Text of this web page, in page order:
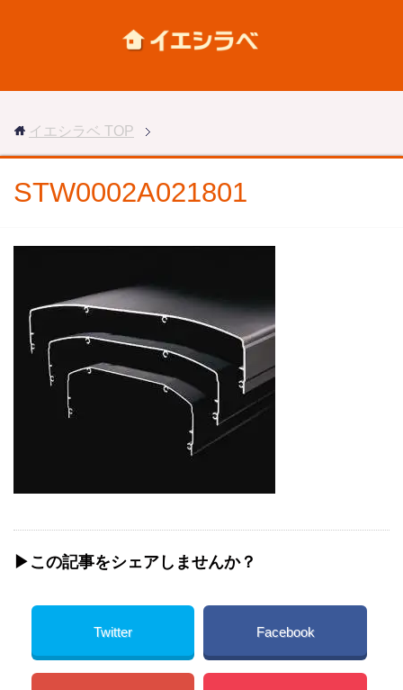
イエシラベ TOP
STW0002A021801
▶︎この記事をシェアしませんか？
Twitter Facebook